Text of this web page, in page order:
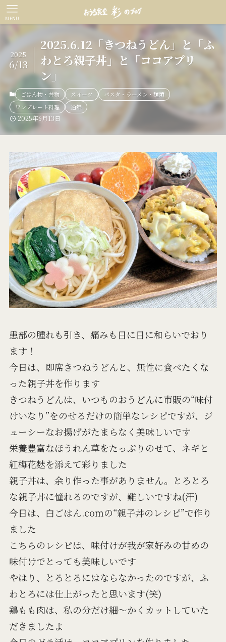
MENU
2025.6.12「きつねうどん」と「ふ
わとろ親子丼」と「ココアプリ
ン」
2025
6/13
ごはん物・丼物 スイーツ
パスタ・ラーメン・麺類
ワンプレート料理
通年
2025年6月13日
患部の腫れも引き、痛みも日に日に和らいでおり
ます！
今日は、即席きつねうどんと、無性に食べたくな
った親子丼を作ります
きつねうどんは、いつものおうどんに市販の“味付
けいなり”をのせるだけの簡単なレシピですが、ジ
ューシーなお揚げがたまらなく美味しいです
栄養豊富なほうれん草をたっぷりのせて、ネギと
紅梅花麩を添えて彩りました
親子丼は、余り作った事がありません。とろとろ
な親子丼に憧れるのですが、難しいですね(汗)
今日は、白ごはん.comの“親子丼のレシピ”で作り
ました
こちらのレシピは、味付けが我が家好みの甘めの
味付けでとっても美味しいです
やはり、とろとろにはならなかったのですが、ふ
わとろには仕上がったと思います(笑)
鶏もも肉は、私の分だけ細～かくカットしていた
だきましたよ